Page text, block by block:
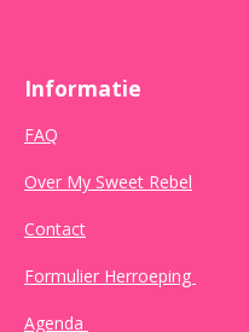
Informatie
FAQ
Over My Sweet Rebel
Contact
Formulier Herroeping
Agenda